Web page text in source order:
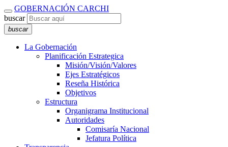
GOBERNACIÓN CARCHI
buscar
buscar
La Gobernación
Planificación Estrategica
Misión/Visión/Valores
Ejes Estratégicos
Reseña Histórica
Objetivos
Estructura
Organigrama Institucional
Autoridades
Comisaría Nacional
Jefatura Política